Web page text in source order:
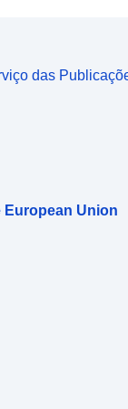
das
European Union